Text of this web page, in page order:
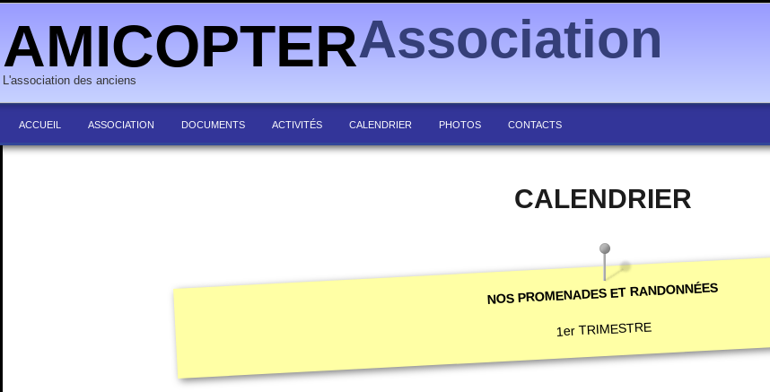
AMICOPTERAssociation
L'association des anciens
ACCUEIL ASSOCIATION DOCUMENTS ACTIVITÉS CALENDRIER PHOTOS CONTACTS
CALENDRIER
NOS PROMENADES ET RANDONNÉES
1er TRIMESTRE